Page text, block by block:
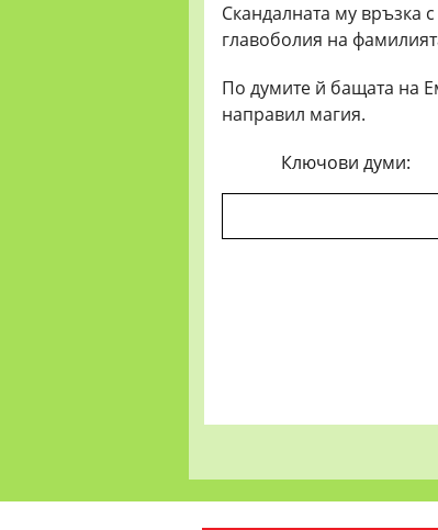
Скандалната му връзка
главоболия на
По думите й бащата на
направил магия.
Ключови думи: